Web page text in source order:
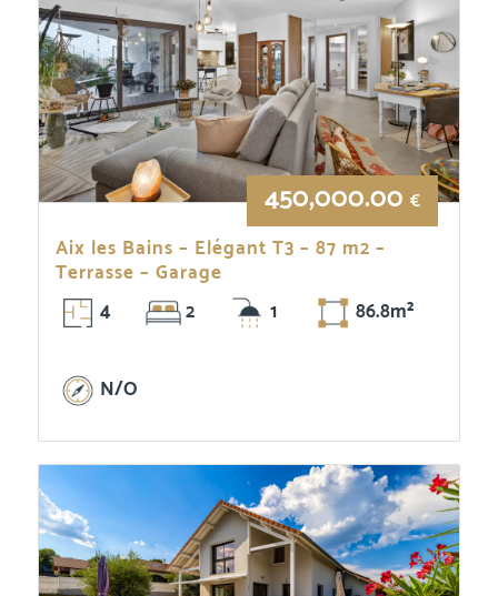
450,000.00€
Aix les Bains – Elégant T3 – 87 m2 –
Terrasse – Garage
4
2 1 86.8m²
N/O